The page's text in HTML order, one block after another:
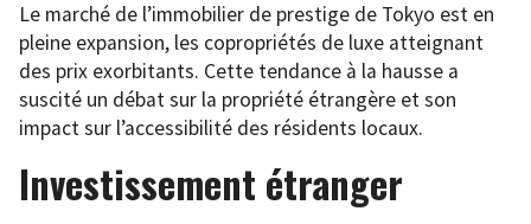
Le marché de l’immobilier de prestige de Tokyo est en
pleine expansion, les copropriétés de luxe atteignant
des prix exorbitants. Cette tendance à la hausse a
suscité un débat sur la propriété étrangère et son
impact sur l’accessibilité des résidents locaux.
Investissement étranger